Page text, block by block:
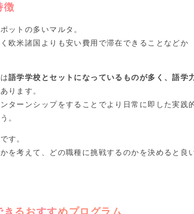
徴
ットの多いマルタ。
欧米諸国よりも安い費用で滞在できることなどか
語学学校とセットになっているものが多く、語学
ります。
ターンシップをすることでより日常に即した実践
。
す。
を考えて、どの職種に挑戦するのかを決めると良
るおすすめプログラム